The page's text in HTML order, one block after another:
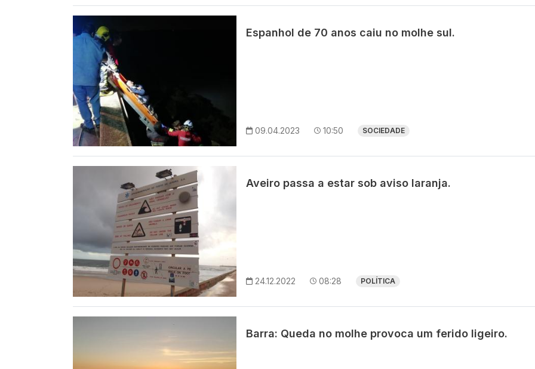
Imagem
Espanhol de 70 anos caiu no molhe sul.
09.04.2023 10:50 SOCIEDADE
Aveiro passa a estar sob aviso laranja.
24.12.2022 08:28 POLÍTICA
Barra: Queda no molhe provoca um ferido ligeiro.